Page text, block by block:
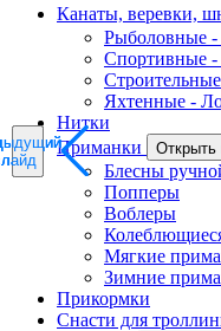
Канаты, веревки,
Рыболовные
Спортивные -
Яхтенные -
Нитки
Приманки
Блесны
Попперы
Воблеры
Мягкие
Зимние
Прикормки
Снасти для